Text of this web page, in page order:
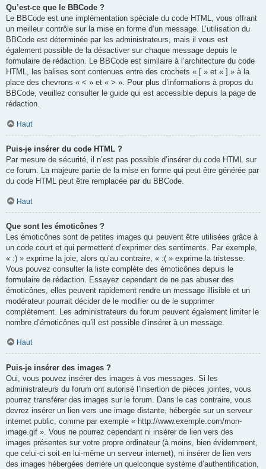
Qu’est-ce que le BBCode ?
Le BBCode est une implémentation spéciale du code HTML, vous offrant
un meilleur contrôle sur la mise en forme d’un message. L’utilisation du
BBCode est déterminée par les administrateurs, mais il vous est
également possible de la désactiver sur chaque message depuis le
formulaire de rédaction. Le BBCode est similaire à l’architecture du code
HTML, les balises sont contenues entre des crochets « [ » et « ] » à la
place des chevrons « < » et « > ». Pour plus d’informations à propos du
BBCode, veuillez consulter le guide qui est accessible depuis la page de
rédaction.
Haut
Puis-je insérer du code HTML ?
Par mesure de sécurité, il n’est pas possible d’insérer du code HTML sur
ce forum. La majeure partie de la mise en forme qui peut être générée par
du code HTML peut être remplacée par du BBCode.
Haut
Que sont les émoticônes ?
Les émoticônes sont de petites images qui peuvent être utilisées grâce à
un code court et qui permettent d’exprimer des sentiments. Par exemple,
« :) » exprime la joie, alors qu’au contraire, « :( » exprime la tristesse.
Vous pouvez consulter la liste complète des émoticônes depuis le
formulaire de rédaction. Essayez cependant de ne pas abuser des
émoticônes, elles peuvent rapidement rendre un message illisible et un
modérateur pourrait décider de le modifier ou de le supprimer
complètement. Les administrateurs du forum peuvent également limiter le
nombre d’émoticônes qu’il est possible d’insérer à un message.
Haut
Puis-je insérer des images ?
Oui, vous pouvez insérer des images à vos messages. Si les
administrateurs du forum ont autorisé l’insertion de pièces jointes, vous
pourrez transférer des images sur le forum. Dans le cas contraire, vous
devrez insérer un lien vers une image distante, hébergée sur un serveur
internet public, comme par exemple « http://www.exemple.com/mon-
image.gif ». Vous ne pourrez cependant ni insérer de lien vers des
images présentes sur votre propre ordinateur (à moins, bien évidemment,
que celui-ci soit en lui-même un serveur internet), ni insérer de lien vers
des images hébergées derrière un quelconque système d’authentification,